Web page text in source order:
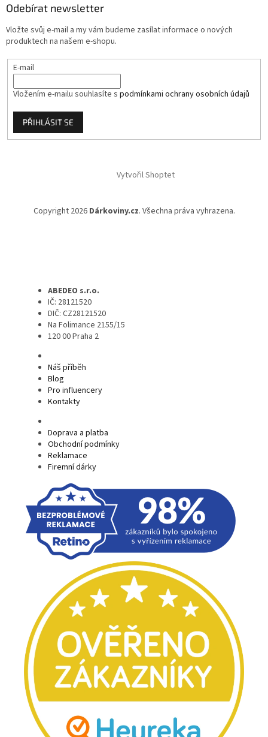
Odebírat newsletter
Vložte svůj e-mail a my vám budeme zasílat informace o nových
produktech na našem e-shopu.
E-mail
Vložením e-mailu souhlasíte s podmínkami ochrany osobních údajů
PŘIHLÁSIT SE
Vytvořil Shoptet
Copyright 2026 Dárkoviny.cz. Všechna práva vyhrazena.
ABEDEO s.r.o.
IČ: 28121520
DIČ: CZ28121520
Na Folimance 2155/15
120 00 Praha 2
Náš příběh
Blog
Pro influencery
Kontakty
Doprava a platba
Obchodní podmínky
Reklamace
Firemní dárky